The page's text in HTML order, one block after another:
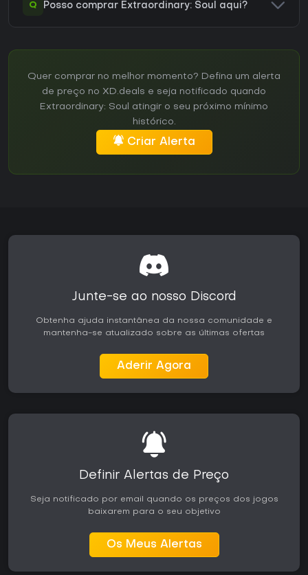
Q Posso comprar Extraordinary: Soul aqui?
Quer comprar no melhor momento? Defina um alerta
de preço no XD.deals e seja notificado quando
Extraordinary: Soul atingir o seu próximo mínimo
histórico.
Criar Alerta
Junte-se ao nosso Discord
Obtenha ajuda instantânea da nossa comunidade e
mantenha-se atualizado sobre as últimas ofertas
Aderir Agora
Definir Alertas de Preço
Seja notificado por email quando os preços dos jogos
baixarem para o seu objetivo
Os Meus Alertas